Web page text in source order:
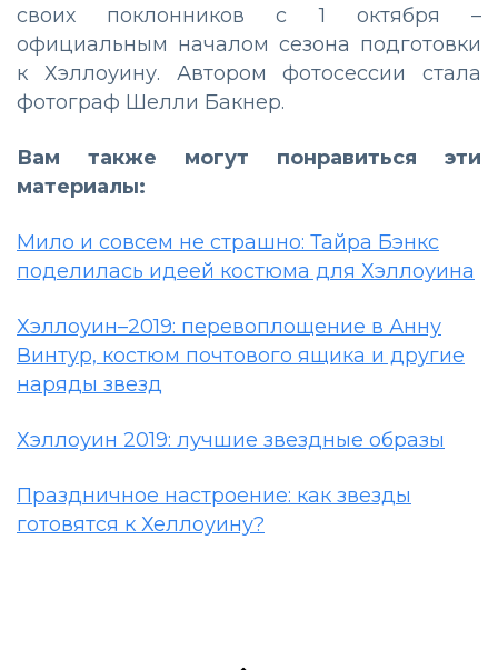
своих поклонников с 1 октября –
официальным началом сезона подготовки
к Хэллоуину. Автором фотосессии стала
фотограф Шелли Бакнер.
Вам также могут понравиться эти
материалы:
Мило и совсем не страшно: Тайра Бэнкс
поделилась идеей костюма для Хэллоуина
Хэллоуин–2019: перевоплощение в Анну
Винтур, костюм почтового ящика и другие
наряды звезд
Хэллоуин 2019: лучшие звездные образы
Праздничное настроение: как звезды
готовятся к Хеллоуину?